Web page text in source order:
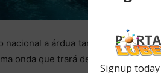
nacional a árdua tarefa de
onda que trará de volta o volume